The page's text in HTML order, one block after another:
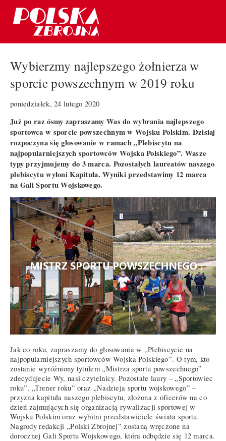
Wybierzmy najlepszego żołnierza w
sporcie powszechnym w 2019 roku
poniedziałek, 24 lutego 2020
Już po raz ósmy zapraszamy Was do wybrania najlepszego
sportowca w sporcie powszechnym w Wojsku Polskim. Dzisiaj
rozpoczyna się głosowanie w ramach „Plebiscytu na
najpopularniejszych sportowców Wojska Polskiego”. Wasze
typy przyjmujemy do 3 marca. Pozostałych laureatów naszego
plebiscytu wyłoni Kapituła. Wyniki przedstawimy 12 marca
na Gali Sportu Wojskowego.
Jak co roku, zapraszamy do głosowania w „Plebiscycie na
najpopularniejszych sportowców Wojska Polskiego”. O tym, kto
zostanie wyróżniony tytułem „Mistrza sportu powszechnego”
zdecydujecie Wy, nasi czytelnicy. Pozostałe laury – „Sportowiec
roku”, „Trener roku” oraz „Nadzieja sportu wojskowego” –
przyzna kapituła naszego plebiscytu, złożona z oficerów na co
dzień zajmujących się organizacją rywalizacji sportowej w
Wojsku Polskim oraz wybitni przedstawiciele świata sportu.
Nagrody redakcji „Polski Zbrojnej” zostaną wręczone na
dorocznej Gali Sportu Wojskowego, która odbędzie się 12 marca.